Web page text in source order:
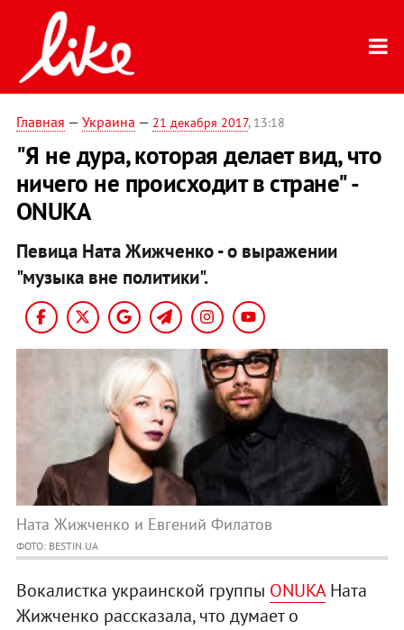
Главная — Украина — 21 декабря 2017, 13:18
"Я не дура, которая делает вид, что
ничего не происходит в стране" -
ONUKA
Певица Ната Жижченко - о выражении
"музыка вне политики".
Ната Жижченко и Евгений Филатов
ФОТО: BESTIN.UA
Вокалистка украинской группы ONUKAНата
Жижченко рассказала, что думает о